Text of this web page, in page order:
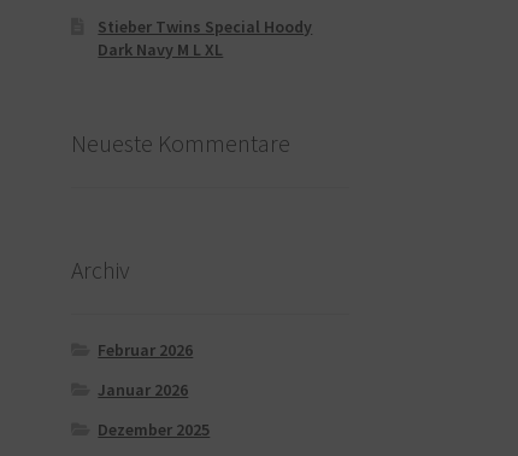
Stieber Twins Special Hoody
Dark Navy M L XL
Neueste Kommentare
Archiv
Februar 2026
Januar 2026
Dezember 2025